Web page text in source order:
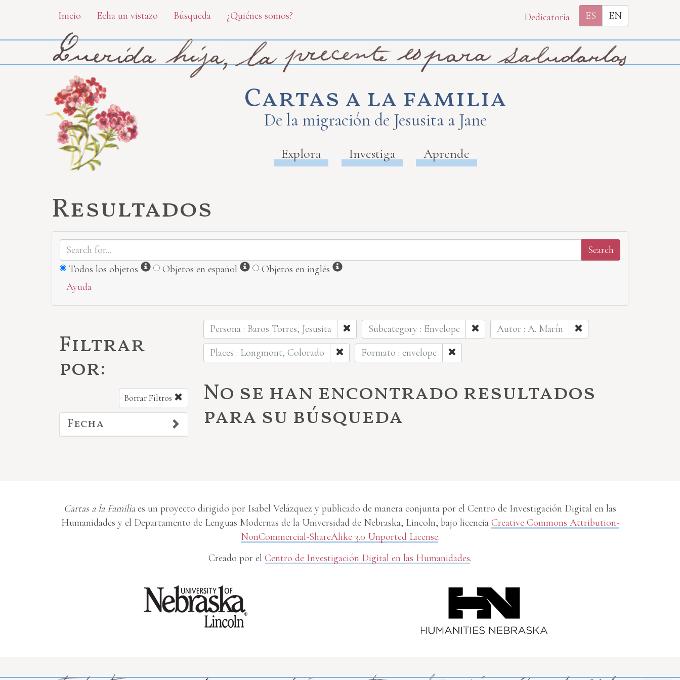
main
Inicio Echa un vistazo Búsqueda ¿Quiénes somos? Dedicatoria ES EN
Cartas a la familia
De la migración de Jesusita a Jane
Explora Investiga Aprende
Resultados
Todos los objetos Información
Objetos en español Información
Objetos en inglés
Información
Ayuda
Filtrar
por:
Borrar Filtros
Fecha
Persona : Baros Torres, Jesusita Subcategory : Envelope
Autor : A. Marín
Places : Longmont, Colorado
Formato : envelope
No se han encontrado resultados
para su búsqueda
Cartas a la Familiaes un proyecto dirigido por Isabel Velázquez y publicado de manera conjunta por el Centro de Investigación Digital en las
Humanidades y el Departamento de Lenguas Modernas de la Universidad de Nebraska, Lincoln, bajo licencia Creative Commons Attribution-
NonCommercial-ShareAlike 3.0 Unported License.
Creado por el Centro de Investigación Digital en las Humanidades.